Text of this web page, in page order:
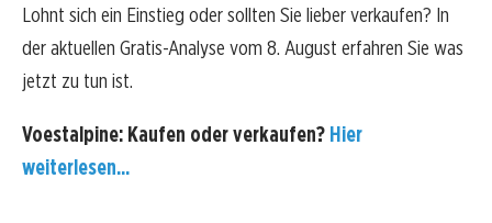
Lohnt sich ein Einstieg oder sollten Sie lieber verkaufen? In
der aktuellen Gratis-Analyse vom 8. August erfahren Sie was
jetzt zu tun ist.
Voestalpine: Kaufen oder verkaufen? Hier
weiterlesen...